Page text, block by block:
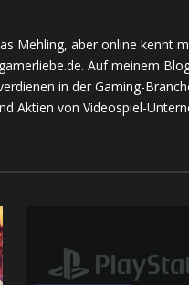
Mehling, aber online kennt
Auf meinem
in der Gaming-
Aktien von Videospiel-